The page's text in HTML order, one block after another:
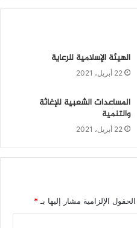
الهيئة الإسلامية للرعاية
22 أبريل، 2021
المساعدات الشعبية للإغاثة
والتنمية
22 أبريل، 2021
الحقول الإلزامية مشار إليها بـ*